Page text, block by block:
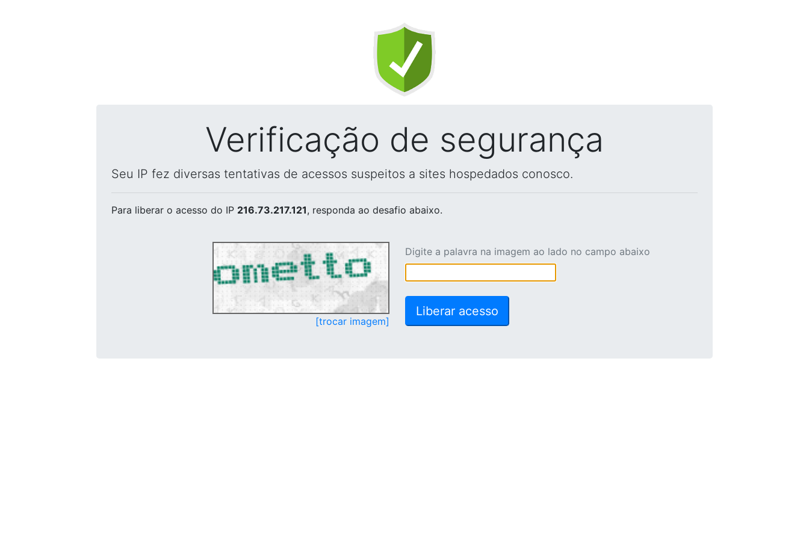
Verificação de segurança
Seu IP fez diversas tentativas de acessos suspeitos a sites hospedados conosco.
Para liberar o acesso do IP 216.73.217.121, responda ao desafio abaixo.
[trocar imagem]
Digite a palavra na imagem ao lado no campo abaixo